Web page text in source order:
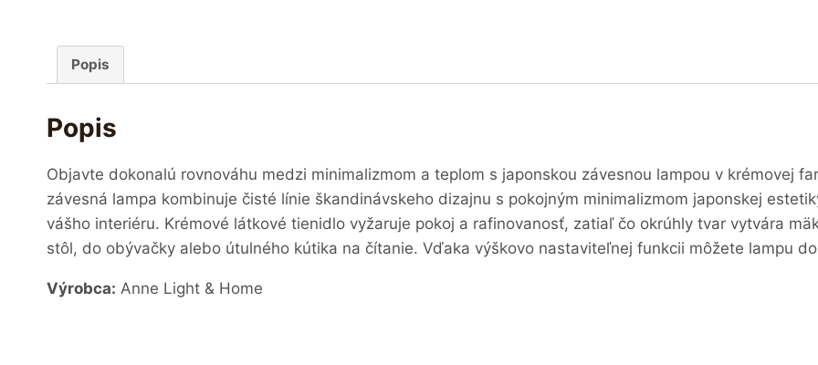
Popis
Popis
Objavte dokonalú rovnováhu medzi minimalizmom a teplom s japonskou závesnou lampou v krémovej
závesná lampa kombinuje čisté línie škandinávskeho dizajnu s pokojným minimalizmom japonskej
vášho interiéru. Krémové látkové tienidlo vyžaruje pokoj a rafinovanosť, zatiaľ čo okrúhly tvar vytvára
stôl, do obývačky alebo útulného kútika na čítanie. Vďaka výškovo nastaviteľnej funkcii môžete lampu
Výrobca: Anne Light & Home